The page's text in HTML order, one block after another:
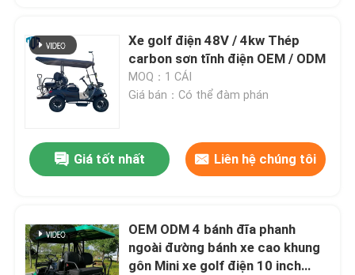
Xe golf điện 48V / 4kw Thép
carbon sơn tĩnh điện OEM / ODM
MOQ：1 CÁI
Giá bán：Có thể đàm phán
Giá tốt nhất Liên hệ chúng tôi
OEM ODM 4 bánh đĩa phanh
ngoài đường bánh xe cao khung
gôn Mini xe golf điện 10 inch